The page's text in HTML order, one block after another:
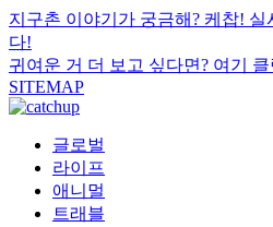
지구촌 이야기가 궁금해? 케찹! 실
다!
귀여운 거 더 보고 싶다면? 여기 클
SITEMAP
글로벌
라이프
애니멀
트래블